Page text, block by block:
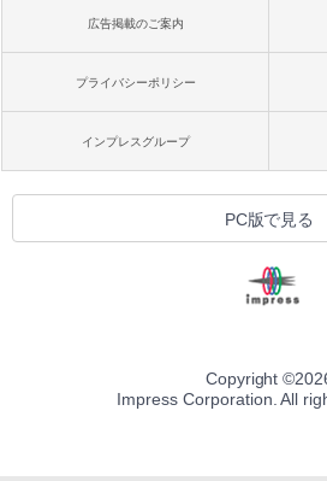
広告掲載のご案内
プライバシーポリシー
インプレスグループ
PC版で見る
Copyright ©
Impress Corporation. All